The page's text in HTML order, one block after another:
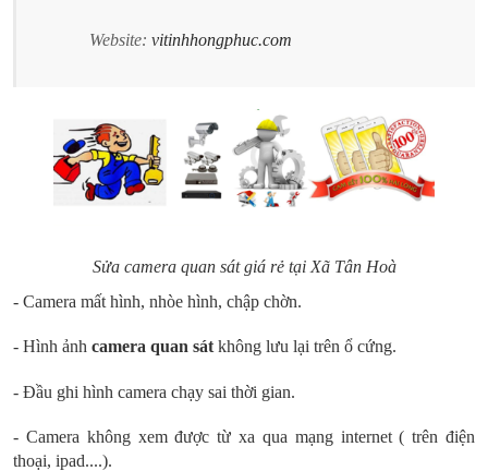
Website: vitinhhongphuc.com
Sửa camera quan sát giá rẻ tại Xã Tân Hoà
- Camera mất hình, nhòe hình, chập chờn.
- Hình ảnh camera quan sát không lưu lại trên ổ cứng.
- Đầu ghi hình camera chạy sai thời gian.
- Camera không xem được từ xa qua mạng internet ( trên điện
thoại, ipad....).